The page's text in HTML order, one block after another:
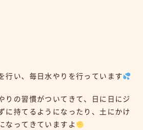
行い、毎日水やりを行っています
りの習慣がついてきて、日に日にジ
に持てるようになったり、土にかけ
なってきていますよ